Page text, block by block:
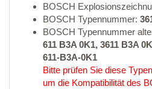
BOSCH
BOSCH Typennummer:
BOSCH Typennummer
611 B3A 0K1, 3611 B3A
611-B3A-0K1
Bitte prüfen Sie diese
um die Kompatibilität des